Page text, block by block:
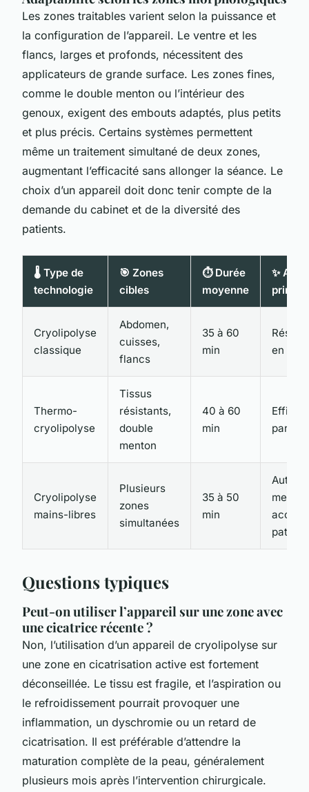
Les zones traitables varient selon la puissance et
la configuration de l’appareil. Le ventre et les
flancs, larges et profonds, nécessitent des
applicateurs de grande surface. Les zones fines,
comme le double menton ou l’intérieur des
genoux, exigent des embouts adaptés, plus petits
et plus précis. Certains systèmes permettent
même un traitement simultané de deux zones,
augmentant l’efficacité sans allonger la séance. Le
choix d’un appareil doit donc tenir compte de la
demande du cabinet et de la diversité des
patients.
🌡️ Type de
technologie
🎯 Zones
cibles
⏱️ Durée
moyenne
✨
Cryolipolyse
classique
Abdomen,
cuisses,
flancs
35 à 60
min
en 6-
Thermo-
cryolipolyse
Tissus
résistants,
double
menton
40 à 60
min
par
Cryolipolyse
mains-libres
Plusieurs
zones
simultanées
35 à 50
min
patient
Questions typiques
Peut-on utiliser l’appareil sur une zone avec
une cicatrice récente ?
Non, l’utilisation d’un appareil de cryolipolyse sur
une zone en cicatrisation active est fortement
déconseillée. Le tissu est fragile, et l’aspiration ou
le refroidissement pourrait provoquer une
inflammation, un dyschromie ou un retard de
cicatrisation. Il est préférable d’attendre la
maturation complète de la peau, généralement
plusieurs mois après l’intervention chirurgicale.